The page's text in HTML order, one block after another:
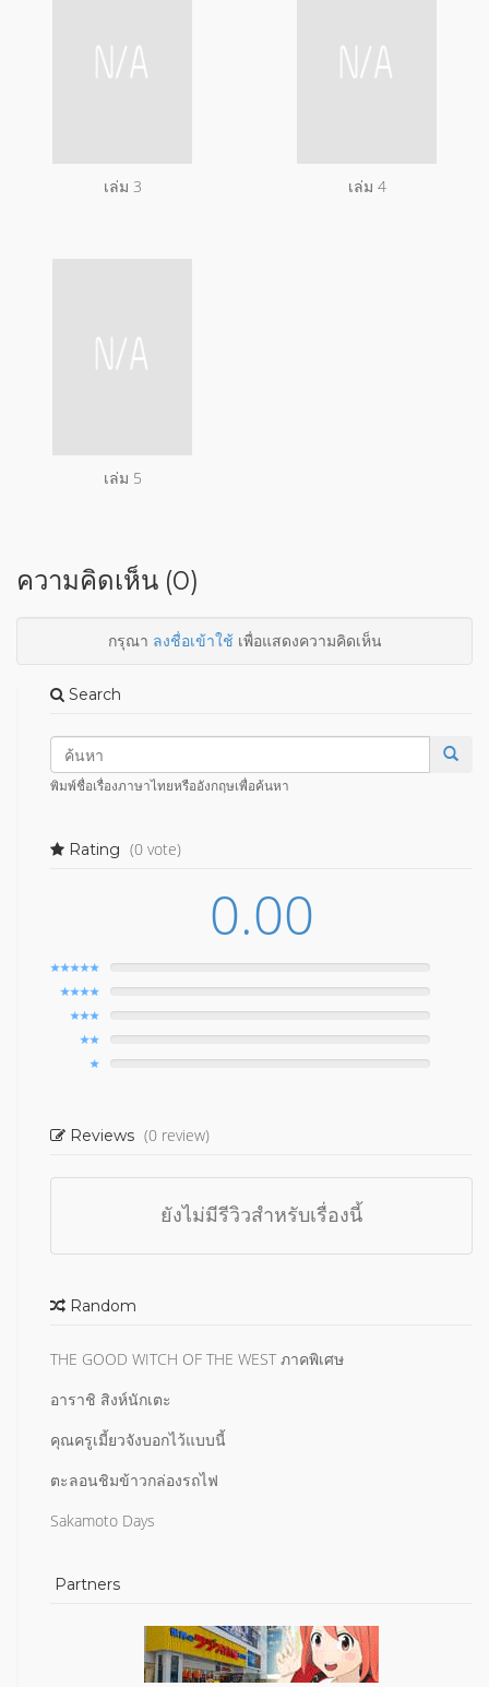
เล่ม 3 เล่ม 4
เล่ม 5
ความคิดเห็น (0)
กรุณา ลงชื่อเข้าใช้เพื่อแสดงความคิดเห็น
Search
พิมพ์ชื่อเรื่องภาษาไทยหรืออังกฤษเพื่อค้นหา
Rating (0 vote)
0.00
Reviews (0 review)
ยังไม่มีรีวิวสำหรับเรื่องนี้
Random
THE GOOD WITCH OF THE WEST ภาคพิเศษ
อาราชิ สิงห์นักเตะ
คุณครูเมี้ยวจังบอกไว้แบบนี้
ตะลอนชิมข้าวกล่องรถไฟ
Sakamoto Days
Partners